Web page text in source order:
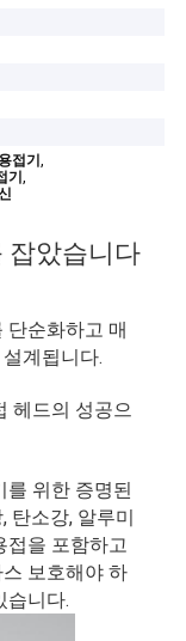
접기,
기,
잡았습니다
단순화하고 매
계됩니다.
헤드의 성공으
를 위한 증명된
탄소강, 알루미
접을 포함하고
보호해야 하
습니다.